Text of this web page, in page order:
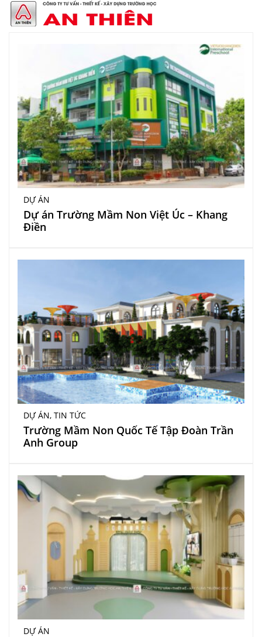
DỰ ÁN
Dự án Trường Mầm Non Việt Úc – Khang
Điền
DỰ ÁN, TIN TỨC
Trường Mầm Non Quốc Tế Tập Đoàn Trần
Anh Group
DỰ ÁN